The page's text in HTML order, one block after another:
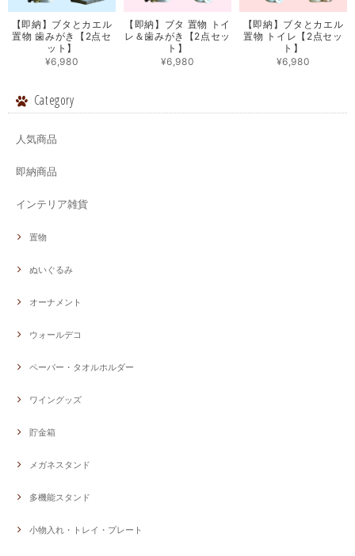
【即納】ブタとカエル
置物 歯みがき【2点セ
ット】
¥6,980
【即納】ブタ 置物 トイ
レ＆歯みがき【2点セッ
ト】
¥6,980
【即納】ブタとカエル
置物 トイレ【2点セッ
ト】
¥6,980
Category
人気商品
即納商品
インテリア雑貨
置物
ぬいぐるみ
オーナメント
ウォールデコ
ペーパー・タオルホルダー
ワイングッズ
貯金箱
メガネスタンド
多機能スタンド
小物入れ・トレイ・プレート